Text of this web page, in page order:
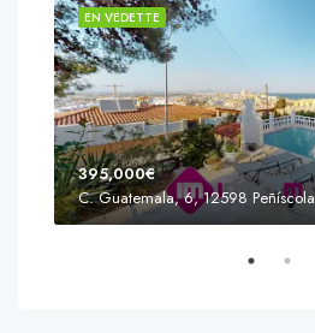
EN VEDETTE
395,000€